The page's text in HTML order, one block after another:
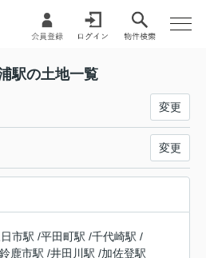
駅の土地一覧
変更
変更
市駅 /平田町駅 /千代崎駅 /
鈴鹿市駅 /井田川駅 /加佐登駅